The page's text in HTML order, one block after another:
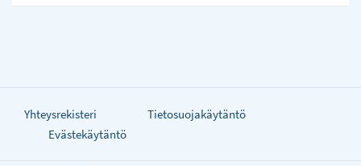
Yhteysrekisteri
Tietosuojakäytäntö
Evästekäytäntö